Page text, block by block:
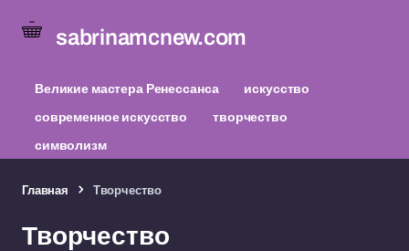
sabrinamcnew.com
Великие мастера Ренессанса
искусство
современное искусство
творчество
символизм
Главная Творчество
Творчество